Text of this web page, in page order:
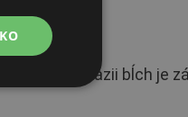
silnejšej invázii bĺch je